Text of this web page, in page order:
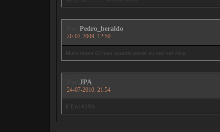
Pedro_beraldo
20-02-2009, 12:50
Muito masa //// mas quando perde eu nao sei volta
JPA
24-07-2010, 21:54
É DA HORA